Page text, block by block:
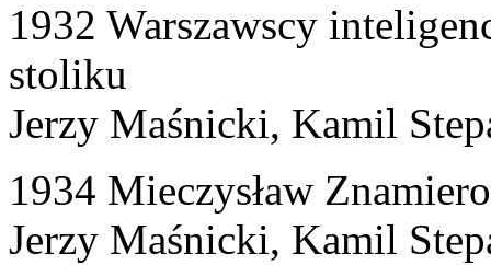
1932 Warszawscy
stoliku
Jerzy Maśnicki, Kamil
1934 Mieczysław
Jerzy Maśnicki, Kamil